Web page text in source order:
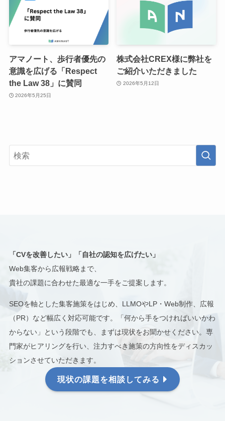
アマノート、歩行者優先の
意識を広げる「Respect
the Law 38」に賛同
2026年5月25日
株式会社CREX様に弊社を
ご紹介いただきました
2026年5月12日
「CVを改善したい」「自社の認知を広げたい」
Web集客から広報戦略まで、
貴社の課題に合わせた最適な一手をご提案します。
SEOを軸とした集客施策をはじめ、LLMOやLP・Web制作、広報
（PR）など幅広く対応可能です。「何から手をつければいいかわ
からない」という段階でも、まずは現状をお聞かせください。専
門家がヒアリングを行い、注力すべき施策の方向性をディスカッ
ションさせていただきます。
現状の課題を相談してみる